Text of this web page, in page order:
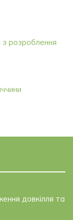
з розроблення
довкілля та